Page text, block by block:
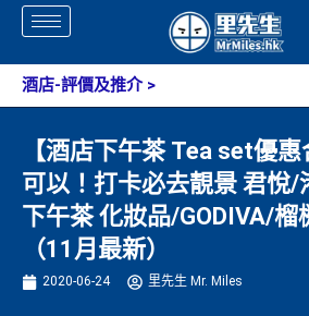
Skip
content
酒店-評價及推介>
【酒店下午茶 Tea set優
可以！打卡必去靚景 君悅/
下午茶 化妝品/GODIVA/榴
（11月最新）
2020-06-24 里先生 Mr. Miles